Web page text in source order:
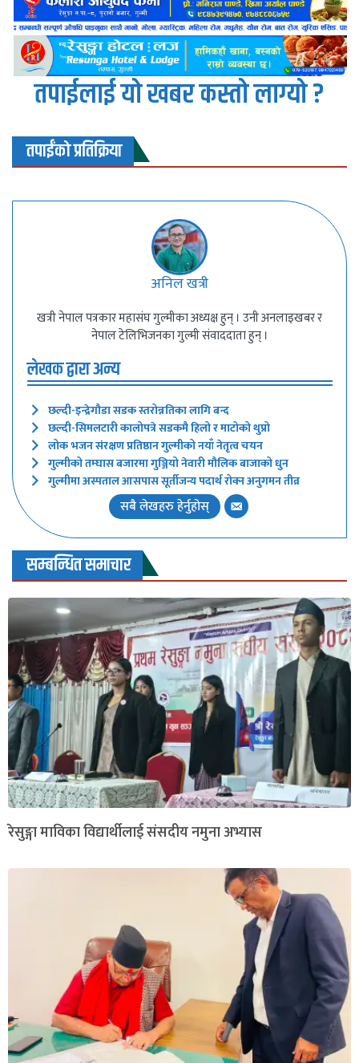
तपाईलाई यो खबर कस्तो लाग्यो ?
तपाईंको प्रतिक्रिया
अनिल खत्री
खत्री नेपाल पत्रकार महासंघ गुल्मीका अध्यक्ष हुन् । उनी अनलाइखबर र
नेपाल टेलिभिजनका गुल्मी संवाददाता हुन् ।
लेखक द्वारा अन्य
छल्दी-इन्द्रेगौडा सडक स्तरोन्नतिका लागि बन्द
छल्दी-सिमलटारी कालोपत्रे सडकमै हिलो र माटोको थुप्रो
लोक भजन संरक्षण प्रतिष्ठान गुल्मीको नयाँ नेतृत्व चयन
गुल्मीको तम्घास बजारमा गुञ्जियो नेवारी मौलिक बाजाको धुन
गुल्मीमा अस्पताल आसपास सूर्तीजन्य पदार्थ रोक्न अनुगमन तीव्र
सबै लेखहरु हेर्नुहोस्
सम्बन्धित समाचार
रेसुङ्गा माविका विद्यार्थीलाई संसदीय नमुना अभ्यास